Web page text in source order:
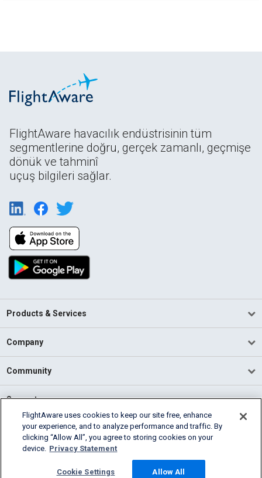
FlightAware havacılık endüstrisinin tüm
segmentlerine doğru, gerçek zamanlı, geçmişe
dönük ve tahminî
uçuş bilgileri sağlar.
Products & Services
Company
Community
Support
English (USA)
2026 FlightAware
Cookie Settings
FlightAware uses cookies to keep our site free, enhance
your experience, and to analyze performance and traffic. By
clicking “Allow All”, you agree to storing cookies on your
device. Privacy Statement
Cookie Settings Allow All